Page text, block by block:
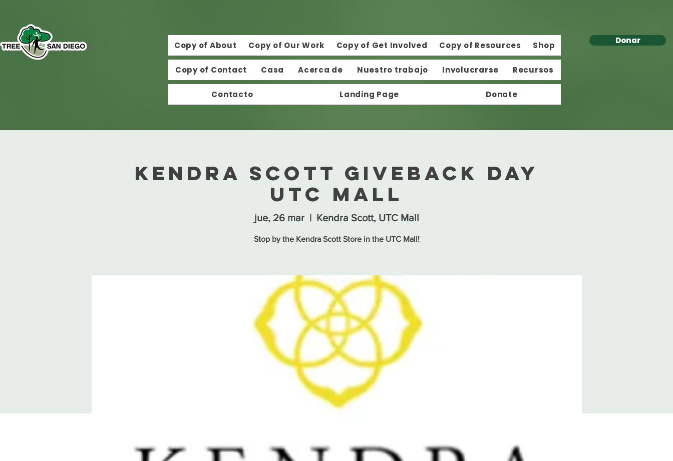
Copy of About Copy of Our Work Copy of Get Involved Copy of Resources Shop
Copy of Contact Casa Acerca de Nuestro trabajo Involucrarse Recursos
Contacto Landing Page Donate
Donar
Kendra Scott Giveback Day
UTC Mall
jue, 26 mar
  |
Kendra Scott, UTC Mall
Stop by the Kendra Scott Store in the UTC Mall!